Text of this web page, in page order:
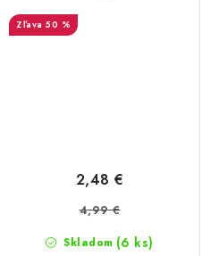
50 %
Skladom (6 ks)
2,48 €
4,99 €